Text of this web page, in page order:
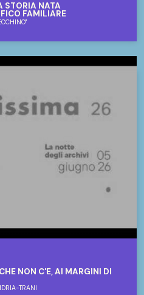
STORIA NATA
FAMILIARE
NON C'È, AI MARGINI DI
TRANI